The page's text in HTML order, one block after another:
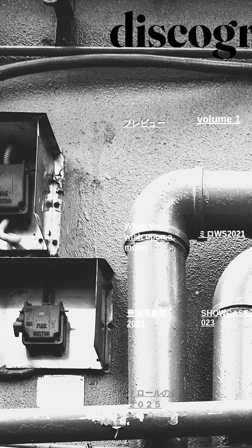
​プレビュー volume 1
​When we
wish upon a
moon
​ミロWS2021
豊岡演劇祭
2023
023
​トロールの森
​２０２５